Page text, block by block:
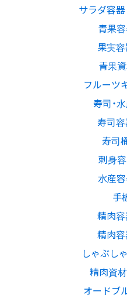
サラダ容器
青果容
果実容
青果資
フルーツ
寿司・
寿司容
寿司
刺身容
水産容
手
精肉容
精肉容
しゃぶし
精肉資材
オードブ